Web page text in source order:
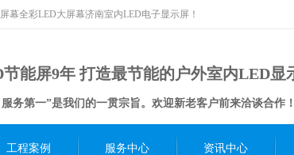
幕全彩LED大屏幕济南室内LED电子显示屏！
能屏9年 打造最节能的户外室内LED显
务第一”是我们的一贯宗旨。欢迎新老客户前来洽谈合作！
工程案例 服务中心 资讯中心